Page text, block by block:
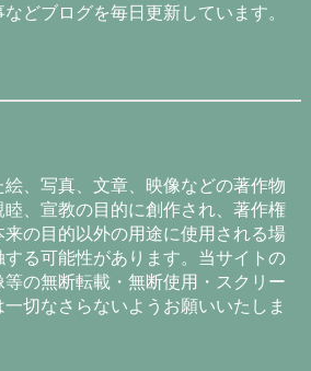
どブログを毎日更新しています。
、写真、文章、映像などの著作物
、宣教の目的に創作され、著作権
の目的以外の用途に使用される場
る可能性があります。当サイトの
の無断転載・無断使用・スクリー
切なさらないようお願いいたしま